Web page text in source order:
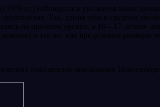
гг.) наблюдалась указанная выше
Так, длина тела в среднем
на прежнем уровне, а 16—17-летние
и так же, как продольные размеры
показателей школьников